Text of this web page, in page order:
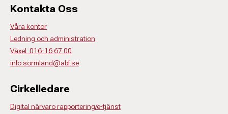
Kontakta Oss
Våra kontor
Ledning och administration
Växel. 016-16 67 00
info.sormland@abf.se
Cirkelledare
Digital närvaro rapportering/e-tjänst